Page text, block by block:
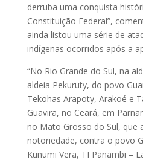
derruba uma conquista
Constituição Federal”,
ainda listou uma série de
indígenas ocorridos após a
“No Rio Grande do Sul, na
aldeia Pekuruty, do povo
Tekohas Arapoty, Arakoé e
Guavira, no Ceará, em
no Mato Grosso do Sul, que
notoriedade, contra o povo
Kunumi Vera, TI Panambi –